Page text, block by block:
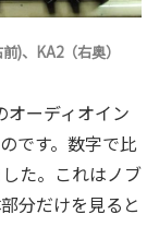
)、KA2（右奥）
オーディオイン
です。数字で比
た。これはノブ
分だけを見ると